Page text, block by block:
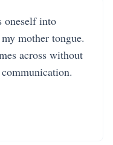
oneself into
mother tongue.
across without